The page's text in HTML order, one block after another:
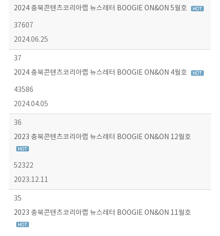
2024 충북콘텐츠코리아랩 뉴스레터 BOOGIE ON&ON 5월호
37607
2024.06.25
37
2024 충북콘텐츠코리아랩 뉴스레터 BOOGIE ON&ON 4월호
43586
2024.04.05
36
2023 충북콘텐츠코리아랩 뉴스레터 BOOGIE ON&ON 12월호
52322
2023.12.11
35
2023 충북콘텐츠코리아랩 뉴스레터 BOOGIE ON&ON 11월호